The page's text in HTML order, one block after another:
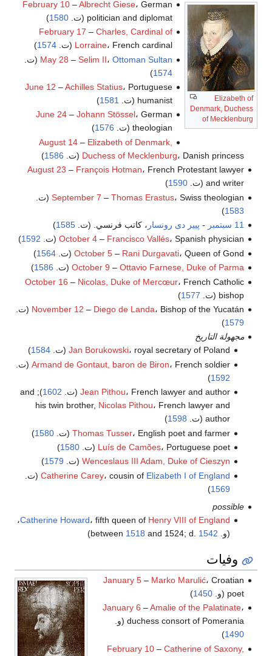
Elizabeth of
Denmark, Duchess
of Mecklenburg
February 10 –Albrecht Giese، German
politician and diplomat (ت.
1580
)
February 17 –Charles, Cardinal of
Lorraine، French cardinal (ت. 1574
)
May 28 –Selim II،Ottoman Sultan
(ت.
1574
)
June 12 –Achilles Statius، Portuguese
humanist (ت.
1581
)
June 24 –Johann Stössel، German
theologian (ت.
1576
)
August 14 – Elizabeth of Denmark,
Duchess of Mecklenburg، Danish princess (ت. 1586
)
August 23 – François Hotman، French Protestant lawyer
and writer (ت.
1590
)
September 7 – Thomas Erastus، Swiss theologian (ت.
1583
)
11 سبتمبر
- پيير دى رونسار ، كاتب فرنسي. (ت.1585
)
October 4– Francisco Vallés، Spanish physician (ت. 1592
)
October 5– Rani Durgavati، Queen of Gond (ت. 1564
)
October 9 – Ottavio Farnese, Duke of Parma (ت. 1586
)
October 16 – Nicolas, Duke of Mercœur، French Catholic
bishop (ت.
1577
)
November 12 – Diego de Landa، Bishop of the Yucatán (ت.
1579
)
مجهولة التاريخ
Jan Borukowski، royal secretary of Poland (ت. 1584
)
Armand de Gontaut, baron de Biron، French soldier (ت.
1592
)
Jean Pithou، French lawyer and author (ت. 1602
); and
his twin brother, Nicolas Pithou، French lawyer and
author (ت.
1598
)
Thomas Tusser، English poet and farmer (ت. 1580
)
Luís de Camões، Portuguese poet (ت. 1580
)
Wenceslaus III Adam, Duke of Cieszyn(ت. 1579
)
Catherine Carey، cousin of Elizabeth I of England
(ت.
1569
)
possible
Catherine Howard، fifth queen of Henry VIII of England
،
(و. between
1518 and 1524; d. 1542
)
وفيات
January 5– Marko Marulić، Croatian
poet (و.
1450
)
January 6 –Amalie of the Palatinate،
duchess consort of Pomerania (و.
1490
)
February 10– Catherine of Saxony,